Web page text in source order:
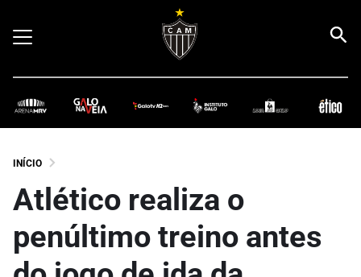
INÍCIO
Atlético realiza o
penúltimo treino antes